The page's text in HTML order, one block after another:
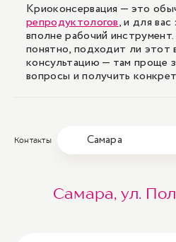
Криоконсервация — это
репродуктологов, и для
вполне рабочий
понятно, подходит ли этот
консультацию — там проще
вопросы и получить
Контакты Самара
Самара, ул.